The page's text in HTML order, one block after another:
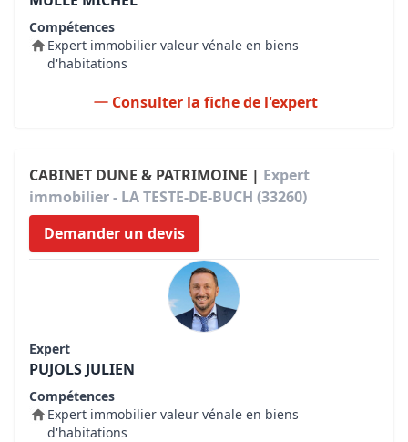
Compétences
Expert immobilier valeur vénale en biens
d'habitations
Consulter la fiche de l'expert
CABINET DUNE & PATRIMOINE | Expert
immobilier - LA TESTE-DE-BUCH (33260)
Demander un devis
Expert
PUJOLS JULIEN
Compétences
Expert immobilier valeur vénale en biens
d'habitations